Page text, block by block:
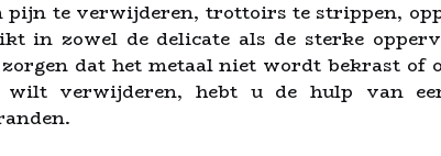
pijn te verwijderen, trottoirs te strippen,
in zowel de delicate als de sterke
dat het metaal niet wordt bekrast
verwijderen, hebt u de hulp van